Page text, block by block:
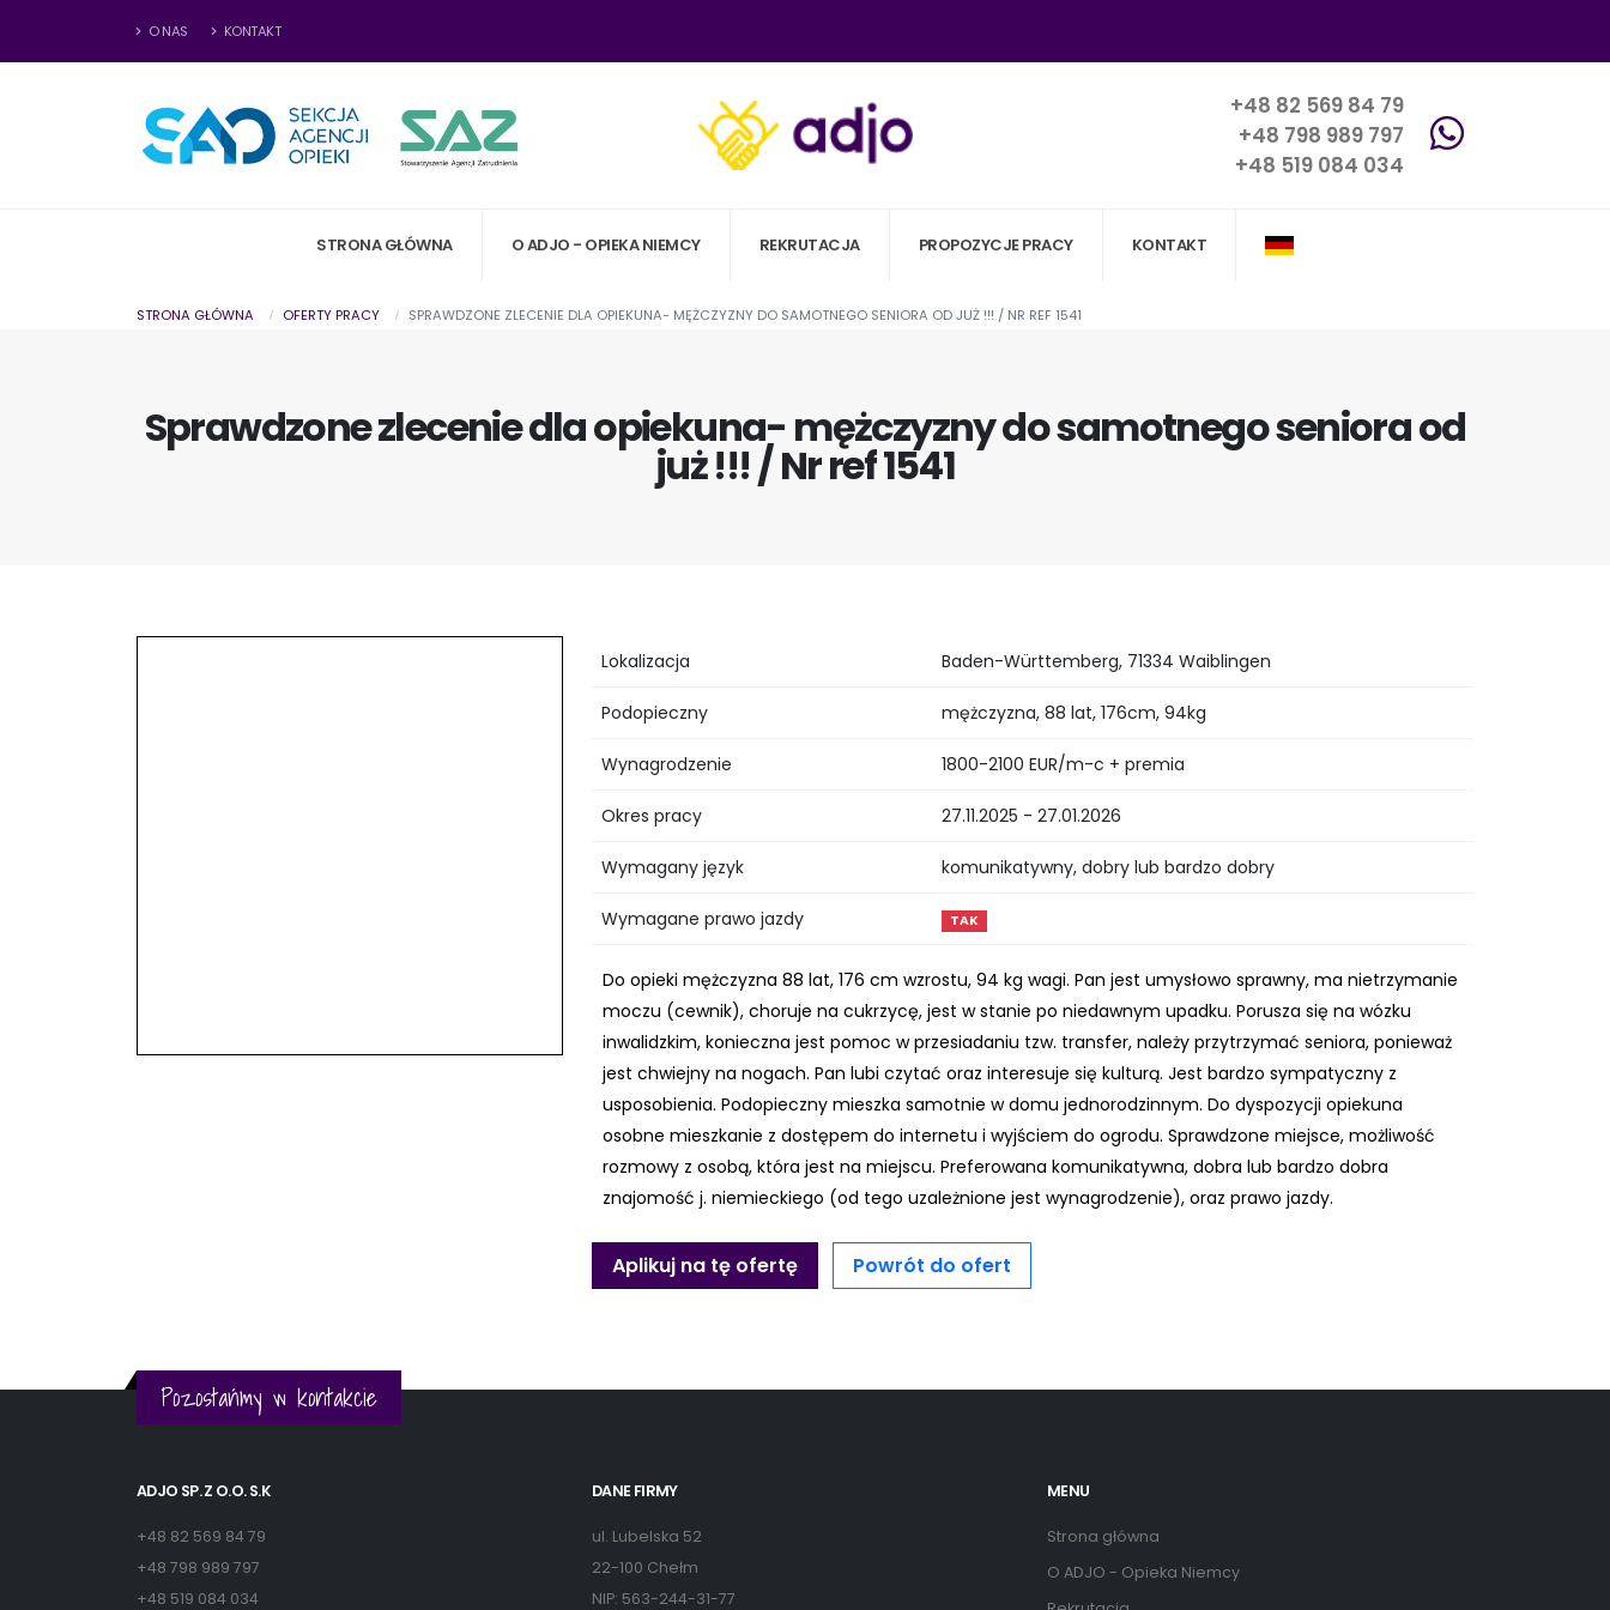
O NAS KONTAKT
+48 82 569 84 79
+48 798 989 797
+48 519 084 034
STRONA GŁÓWNA O ADJO - OPIEKA NIEMCY REKRUTACJA PROPOZYCJE PRACY KONTAKT
STRONA GŁÓWNA OFERTY PRACY SPRAWDZONE ZLECENIE DLA OPIEKUNA- MĘŻCZYZNY DO SAMOTNEGO SENIORA OD JUŻ !!! / NR REF 1541
Sprawdzone zlecenie dla opiekuna- mężczyzny do samotnego seniora od
już !!! / Nr ref 1541
Lokalizacja Baden-Württemberg, 71334 Waiblingen
Podopieczny mężczyzna, 88 lat, 176cm, 94kg
Wynagrodzenie 1800-2100 EUR/m-c + premia
Okres pracy 27.11.2025 - 27.01.2026
Wymagany język komunikatywny, dobry lub bardzo dobry
Wymagane prawo jazdy TAK
Do opieki mężczyzna 88 lat, 176 cm wzrostu, 94 kg wagi. Pan jest umysłowo sprawny, ma nietrzymanie
moczu (cewnik), choruje na cukrzycę, jest w stanie po niedawnym upadku. Porusza się na wózku
inwalidzkim, konieczna jest pomoc w przesiadaniu tzw. transfer, należy przytrzymać seniora, ponieważ
jest chwiejny na nogach. Pan lubi czytać oraz interesuje się kulturą. Jest bardzo sympatyczny z
usposobienia. Podopieczny mieszka samotnie w domu jednorodzinnym. Do dyspozycji opiekuna
osobne mieszkanie z dostępem do internetu i wyjściem do ogrodu. Sprawdzone miejsce, możliwość
rozmowy z osobą, która jest na miejscu. Preferowana komunikatywna, dobra lub bardzo dobra
znajomość j. niemieckiego (od tego uzależnione jest wynagrodzenie), oraz prawo jazdy.
Aplikuj na tę ofertę Powrót do ofert
Pozostańmy w kontakcie
ADJO SP. Z O.O. S.K
+48 82 569 84 79
+48 798 989 797
+48 519 084 034
DANE FIRMY
ul. Lubelska 52
22-100 Chełm
NIP: 563-244-31-77
MENU
Strona główna
O ADJO - Opieka Niemcy